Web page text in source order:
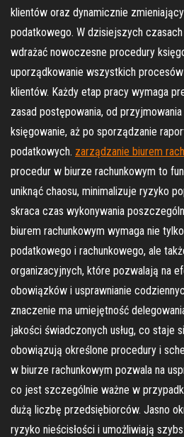
klientów oraz dynamicznie
podatkowego. W dzisiejszych
wdrażać nowoczesne procedury
uporządkowanie wszystkich
klientów. Każdy etap pracy wymaga
zasad postępowania, od
księgowanie, aż po sporządzanie
podatkowych. zarządzanie biurem
procedur w biurze rachunkowym to
uniknąć chaosu, minimalizuje ryzyko
skraca czas wykonywania
biurem rachunkowym wymaga nie
podatkowego i rachunkowego, ale
organizacyjnych, które pozwalają na
obowiązków i usprawnianie
znaczenie ma umiejętność
jakości świadczonych usług, co staje
obowiązują określone procedury i
w biurze rachunkowym pozwala na
co jest szczególnie ważne w
dużą liczbę przedsiębiorców. Jasno
ryzyko nieścisłości i umożliwiają